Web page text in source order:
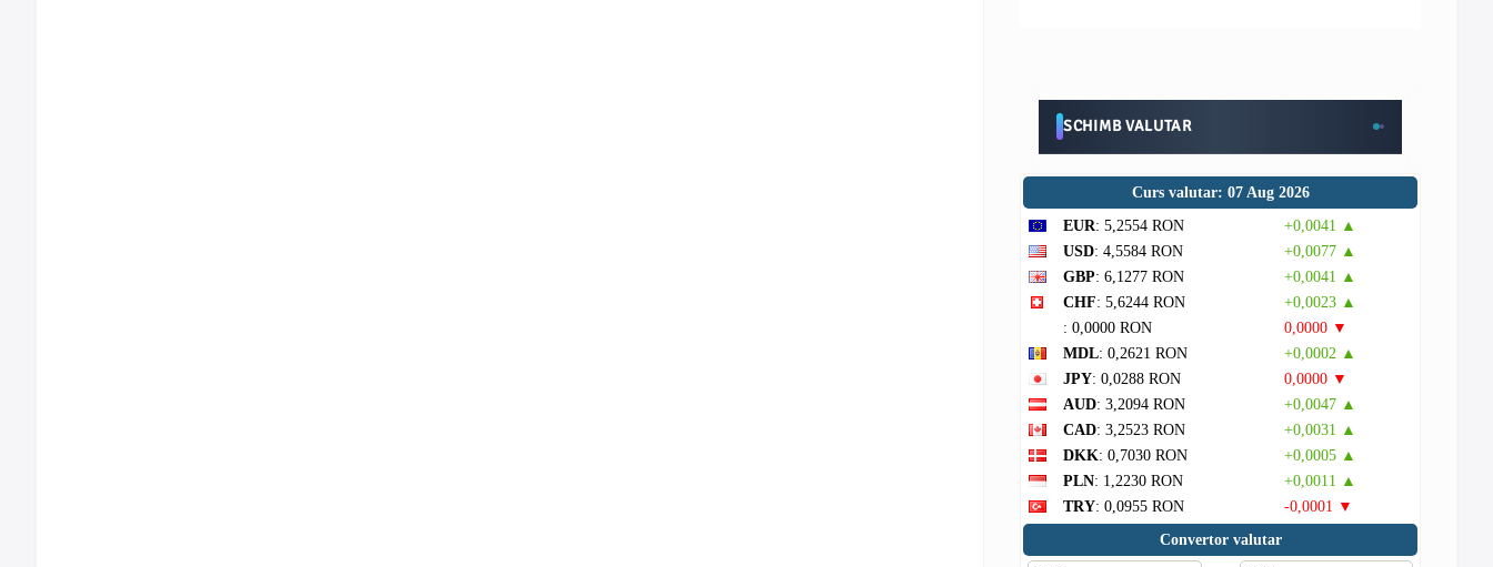
SCHIMB VALUTAR
Curs valutar: 07 Aug 2026
EUR: 5,2554 RON
+0,0041 ▲
USD: 4,5584 RON
+0,0077 ▲
GBP: 6,1277 RON
+0,0041 ▲
CHF: 5,6244 RON
+0,0023 ▲
: 0,0000 RON
0,0000 ▼
MDL: 0,2621 RON
+0,0002 ▲
JPY: 0,0288 RON
0,0000 ▼
AUD: 3,2094 RON
+0,0047 ▲
CAD: 3,2523 RON
+0,0031 ▲
DKK: 0,7030 RON
+0,0005 ▲
PLN: 1,2230 RON
+0,0011 ▲
TRY: 0,0955 RON
-0,0001 ▼
Convertor valutar